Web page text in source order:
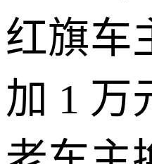
红旗车
加 1 万